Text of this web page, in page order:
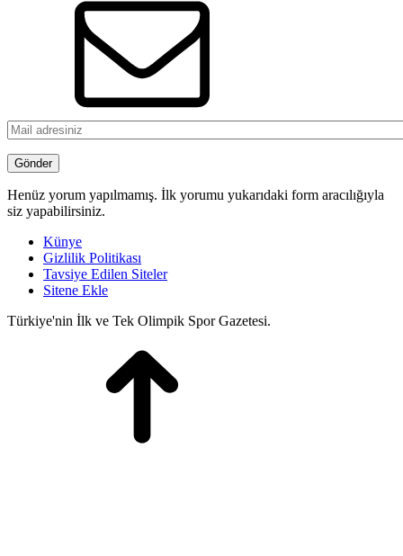
Henüz yorum yapılmamış. İlk yorumu yukarıdaki form aracılığıyla
siz yapabilirsiniz.
Künye
Gizlilik Politikası
Tavsiye Edilen Siteler
Sitene Ekle
Türkiye'nin İlk ve Tek Olimpik Spor Gazetesi.